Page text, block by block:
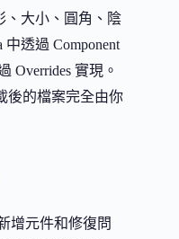
、大小、圓角、陰
透過 Component
Overrides 實現。
後的檔案完全由你
增元件和修復問